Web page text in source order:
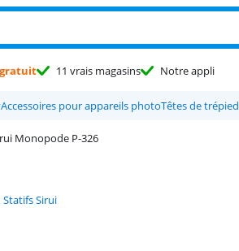
gratuit 11 vrais magasins Notre appli
Accessoires pour appareils photoTêtes de trépied
Monopode P-326
Statifs Sirui